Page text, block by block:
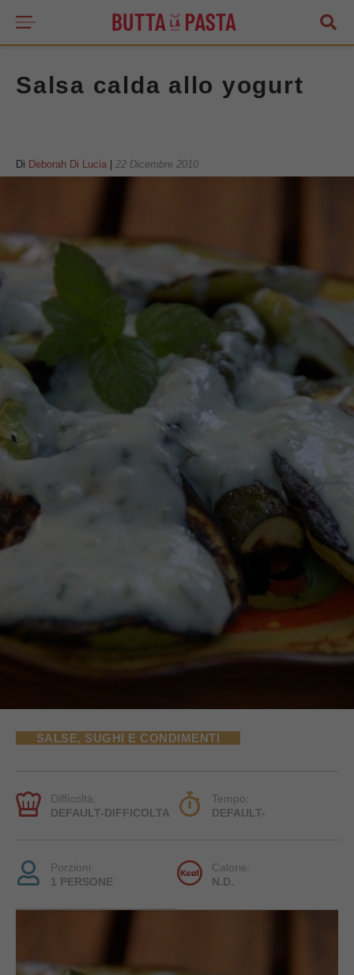
Salsa calda allo yogurt
Di Deborah Di Lucia 22 Dicembre 2010
SALSE, SUGHI E CONDIMENTI
Difficoltà:
DEFAULT-DIFFICOLTA
Tempo:
DEFAULT-
Porzioni:
1 PERSONE
Calorie:
N.D.